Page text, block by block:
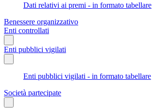
Dati relativi ai premi - in formato tabellare
Benessere organizzativo
Enti controllati
Enti pubblici vigilati
Enti pubblici vigilati - in formato tabellare
Società partecipate